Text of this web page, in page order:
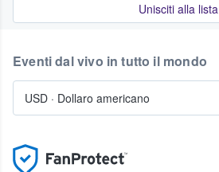
Unisciti alla lista
Eventi dal vivo in tutto il mondo
USD · Dollaro americano